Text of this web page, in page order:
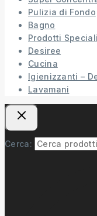
Pulizia di Fondo
Bagno
Prodotti Speciali
Desiree
Cucina
Igienizzanti –
Lavamani
Cerca: